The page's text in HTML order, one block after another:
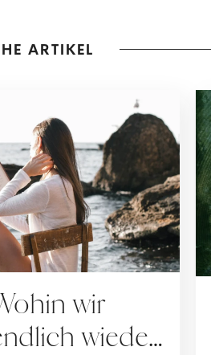
ARTIKEL
wir
wieder